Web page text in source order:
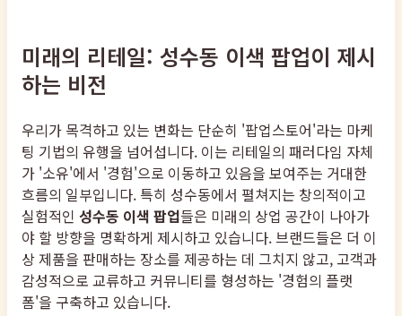
미래의 리테일: 성수동 이색 팝업이 제시
하는 비전
우리가 목격하고 있는 변화는 단순히 '팝업스토어'라는 마케
팅 기법의 유행을 넘어섭니다. 이는 리테일의 패러다임 자체
가 '소유'에서 '경험'으로 이동하고 있음을 보여주는 거대한
흐름의 일부입니다. 특히 성수동에서 펼쳐지는 창의적이고
실험적인 성수동 이색 팝업들은 미래의 상업 공간이 나아가
야 할 방향을 명확하게 제시하고 있습니다. 브랜드들은 더 이
상 제품을 판매하는 장소를 제공하는 데 그치지 않고, 고객과
감성적으로 교류하고 커뮤니티를 형성하는 '경험의 플랫
폼'을 구축하고 있습니다.